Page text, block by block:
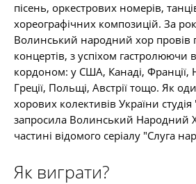
пісень, оркестрових номерів,
хореографічних композицій. За
Волинський народний хор провів
концертів, з успіхом гастролюючи в
кордоном: у США, Канаді, Франції,
Греції, Польщі, Австрії тощо. Як
хорових колективів України
запросила Волинський Народний
частині відомого серіалу "Слуга
Як виграти?